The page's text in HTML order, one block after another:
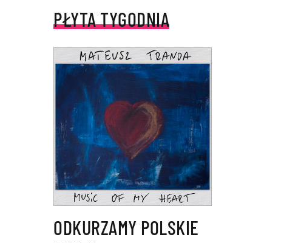
PŁYTA TYGODNIA
ODKURZAMY POLSKIE